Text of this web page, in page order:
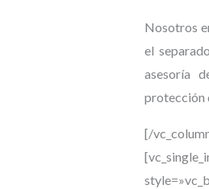
Nosotros
el
asesoría
protección
[/